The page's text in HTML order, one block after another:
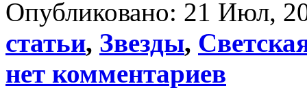
Опубликовано: 21 Июл,
статьи, Звезды,
нет комментариев